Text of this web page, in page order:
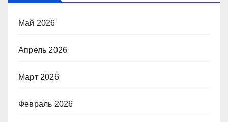
Май 2026
Апрель 2026
Март 2026
Февраль 2026